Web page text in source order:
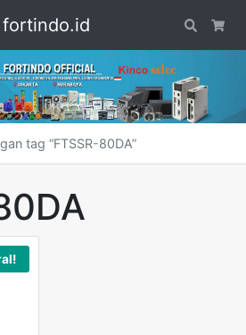
fortindo.id Search
tag “FTSSR-80DA”